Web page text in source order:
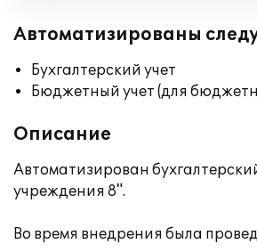
Автоматизированы
Бухгалтерский учет
Бюджетный учет (для
Описание
Автоматизирован
учреждения 8".
Во время внедрения была